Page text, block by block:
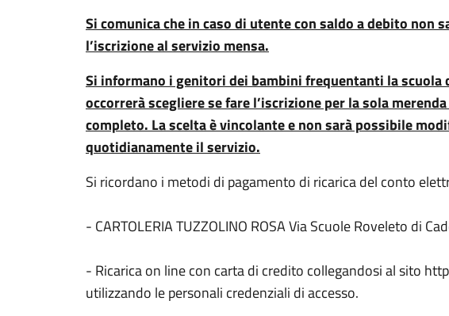
Si comunica che in caso di utente con saldo a debito non
l’iscrizione al servizio mensa.
Si informano i genitori dei bambini frequentanti la scuola
occorrerà scegliere se fare l’iscrizione per la sola
completo. La scelta è vincolante e non sarà possibile
quotidianamente il servizio.
Si ricordano i metodi di pagamento di ricarica del conto
- CARTOLERIA TUZZOLINO ROSA Via Scuole Roveleto di
- Ricarica on line con carta di credito collegandosi al sito
utilizzando le personali credenziali di accesso.